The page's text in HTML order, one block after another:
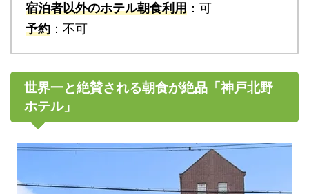
宿泊者以外のホテル朝食利用 ：可
予約 ：不可
世界一と絶賛される朝食が絶品「神戸北野
ホテル」